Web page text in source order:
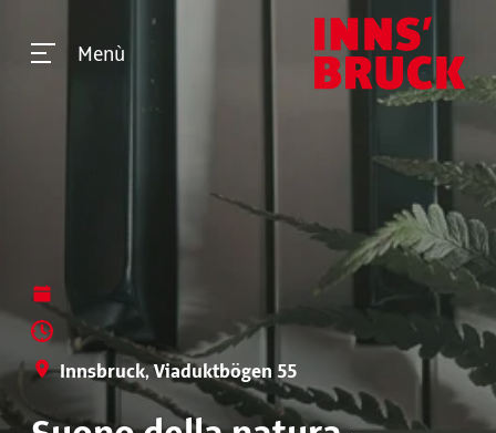
Menù
Innsbruck, Viaduktbögen 55